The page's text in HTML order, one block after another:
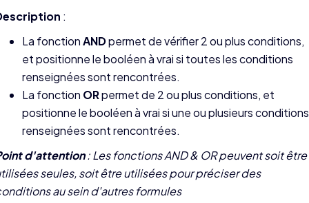
:
La fonctionANDpermet de vérifier 2 ou plus conditions,
et positionne le booléen à vrai si toutes les conditions
renseignées sont rencontrées.
La fonction ORpermet de 2 ou plus conditions, et
positionne le booléen à vrai si une ou plusieurs conditions
renseignées sont rencontrées.
d'attention: Les fonctions AND & OR peuvent soit être
seules, soit être utilisées pour préciser des
au sein d'autres formules